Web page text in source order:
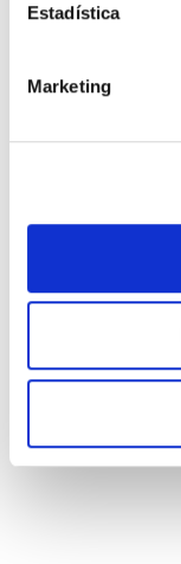
Estadística
Marketing
El rol
Son muchas
primer
tranquilos.